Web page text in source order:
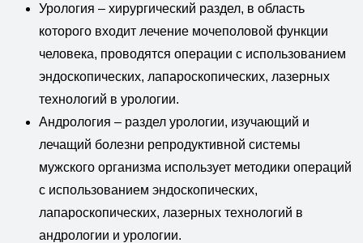
Урология – хирургический раздел, в область
которого входит лечение мочеполовой функции
человека, проводятся операции с использованием
эндоскопических, лапароскопических, лазерных
технологий в урологии.
Андрология – раздел урологии, изучающий и
лечащий болезни репродуктивной системы
мужского организма использует методики операций
с использованием эндоскопических,
лапароскопических, лазерных технологий в
андрологии и урологии.